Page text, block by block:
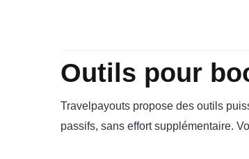
Outils pour
Travelpayouts propose des outils
passifs, sans effort supplémentaire.